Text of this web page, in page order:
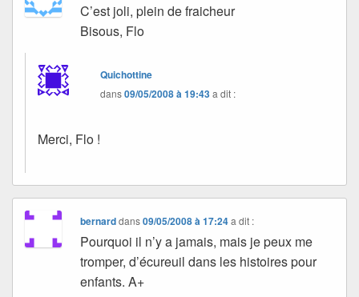
C’est joli, plein de fraicheur
Bisous, Flo
Quichottine
dans09/05/2008 à 19:43a dit :
Merci, Flo !
bernarddans09/05/2008 à 17:24 a dit :
Pourquoi il n’y a jamais, mais je peux me
tromper, d’écureuil dans les histoires pour
enfants. A+